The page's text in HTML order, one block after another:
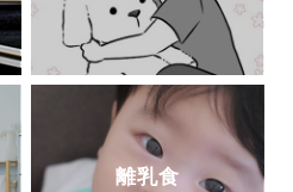
離乳食